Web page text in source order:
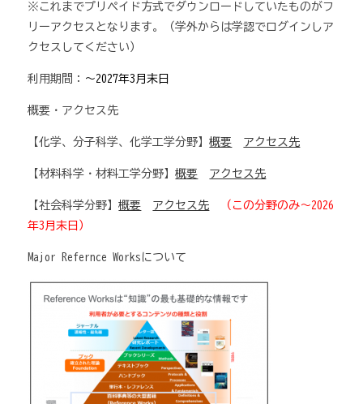
※これまでプリペイド方式でダウンロードしていたものがフ
リーアクセスとなります。（学外からは学認でログインしア
クセスしてください）
利用期間： ～2027年3月末日
概要・アクセス先
【化学、分子科学、化学工学分野】概要 アクセス先
【材料科学・材料工学分野】概要 アクセス先
【社会科学分野】概要 アクセス先
（この分野のみ～2026
年3月末日）
Major Refernce Worksについて